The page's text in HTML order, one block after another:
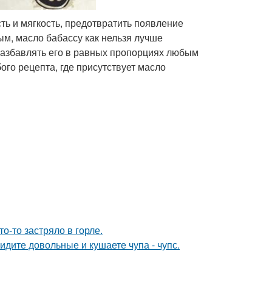
и мягкость, предотвратить появление
масло бабассу как нельзя лучше
его в равных пропорциях любым
рецепта, где присутствует масло
то застряло в горле.
довольные и кушаете чупа - чупс.